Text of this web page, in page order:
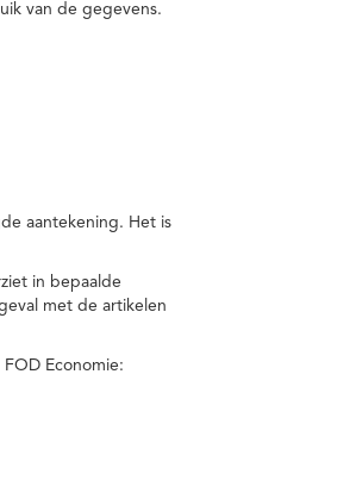
van de gegevens.
aantekening. Het is
in bepaalde
met de artikelen
Economie: